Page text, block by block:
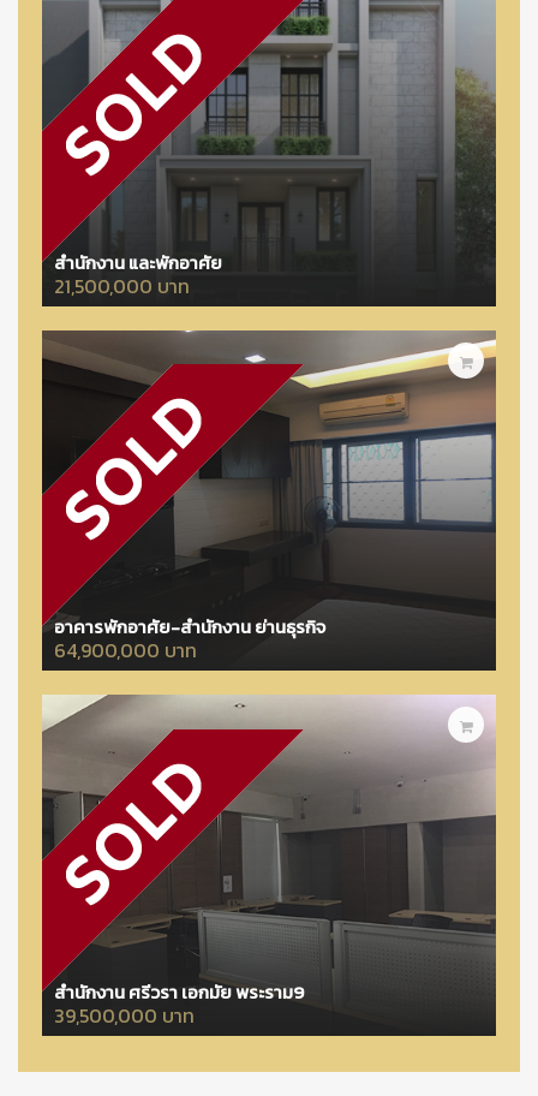
สำนักงาน และพักอาศัย
21,500,000 บาท
อาคารพักอาศัย-สำนักงาน ย่านธุรกิจ
64,900,000 บาท
สำนักงาน ศรีวรา เอกมัย พระราม9
39,500,000 บาท